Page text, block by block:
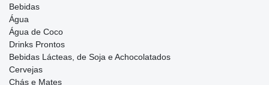
Bebidas
Água
Água de Coco
Drinks Prontos
Bebidas Lácteas, de Soja e Achocolatados
Cervejas
Chás e Mates